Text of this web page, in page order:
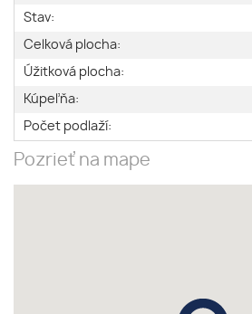
Stav:
Celková plocha:
Úžitková plocha:
Kúpeľňa:
Počet podlaží:
Pozrieť na mape